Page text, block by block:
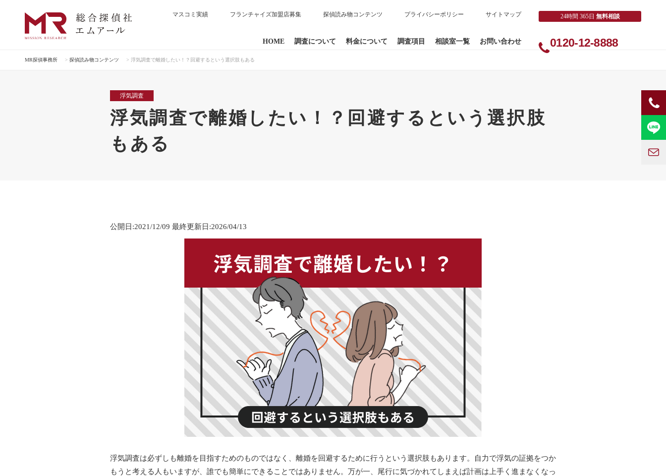
HOME 調査について 料金について 調査項目 相談室一覧 お問い合わせ
マスコミ実績 フランチャイズ加盟店募集 探偵読み物コンテンツ プライバシーポリシー サイトマップ 24時間 365日 無料相談
0120-12-8888
MR探偵事務所 > 探偵読み物コンテンツ > 浮気調査で離婚したい！？回避するという選択肢もある
浮気調査
浮気調査で離婚したい！？回避するという選択肢
もある
公開日:2021/12/09 最終更新日:2026/04/13
浮気調査は必ずしも離婚を目指すためのものではなく、離婚を回避するために行うという選択肢もあります。自力で浮気の証拠をつか
もうと考える人もいますが、誰でも簡単にできることではありません。万が一、尾行に気づかれてしまえば計画は上手く進まなくなっ